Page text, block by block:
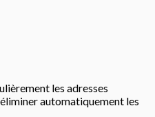
les adresses
automatiquement les